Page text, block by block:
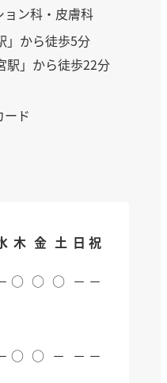
ン科・皮膚科
」から徒歩5分
駅」から徒歩22分
ド
木 金 土 日 祝
○ ○ ○ － －
○ ○ － － －